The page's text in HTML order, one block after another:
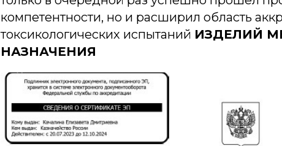
компетентности, но и расширил область
токсикологических испытаний ИЗДЕЛИЙ
НАЗНАЧЕНИЯ